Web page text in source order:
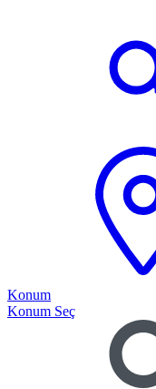
Konum
Konum Seç